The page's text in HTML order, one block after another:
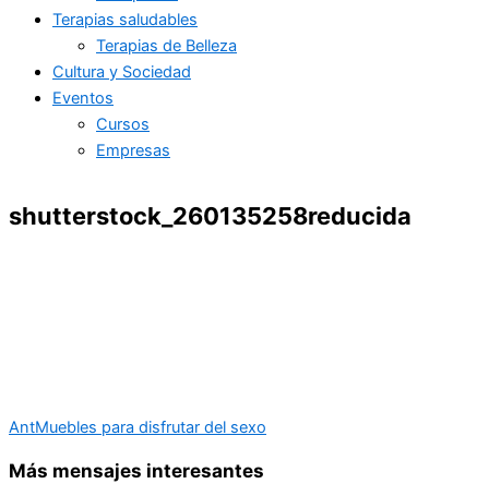
Terapias saludables
Terapias de Belleza
Cultura y Sociedad
Eventos
Cursos
Empresas
shutterstock_260135258reducida
AntMuebles para disfrutar del sexo
Más mensajes interesantes